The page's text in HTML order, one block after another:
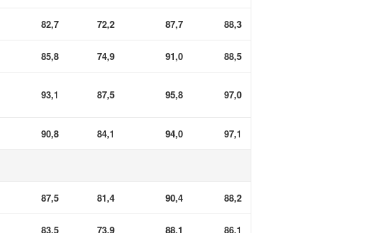
82,7 72,2 87,7 88,3
85,8 74,9 91,0 88,5
93,1 87,5 95,8 97,0
90,8 84,1 94,0 97,1
87,5 81,4 90,4 88,2
83,5 73,9 88,1 86,1